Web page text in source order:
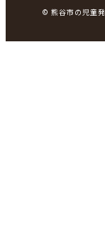
© 熊谷市の児童